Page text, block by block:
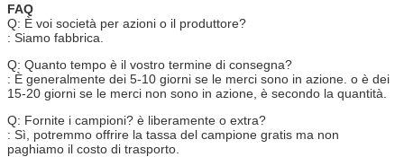
FAQ
Q: È voi società per azioni o il produttore?
: Siamo fabbrica.
Q: Quanto tempo è il vostro termine di consegna?
: È generalmente dei 5-10 giorni se le merci sono in azione. o è dei
15-20 giorni se le merci non sono in azione, è secondo la quantità.
Q: Fornite i campioni? è liberamente o extra?
: Sì, potremmo offrire la tassa del campione gratis ma non
paghiamo il costo di trasporto.